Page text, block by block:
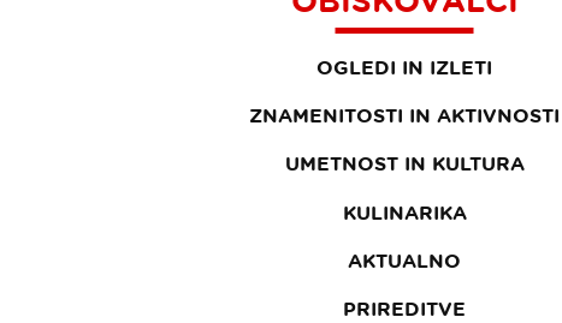
OGLEDI IN IZLETI
ZNAMENITOSTI IN AKTIVNOSTI
UMETNOST IN KULTURA
KULINARIKA
AKTUALNO
PRIREDITVE